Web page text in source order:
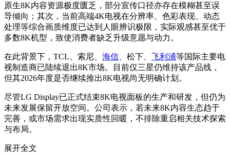
原生8K内容资源极度匮乏，部分宣传口径亦存在模糊甚至误
导倾向；其次，当前高端4K电视在分辨率、色彩表现、动态
处理等综合画质维度已达到人眼辨识极限，实际观感甚至优于
多数8K机型，致使消费者缺乏升级意愿与动力。
在此背景下，TCL、索尼、 海信 、松下、 飞利浦等国际主要电
视制造商已陆续退出8K市场。目前仅三星仍维持该产品线，
但其2026年度是否继续推出8K电视尚无明确计划。
尽管LG Display已正式结束8K电视面板的生产和研发，但仍为
未来发展保留开放空间。公司表示，若未来8K内容生态趋于
完善，或市场需求出现实质性回暖，不排除重启相关技术探索
与布局。
展开全文